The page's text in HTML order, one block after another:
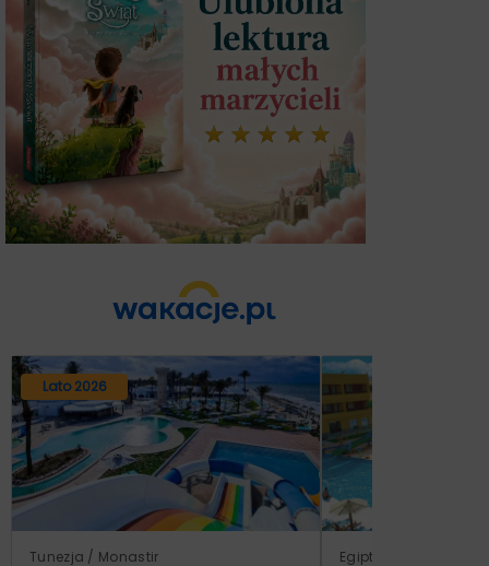
Lato 2026
Tunezja / Monastir Egipt / Marsa El